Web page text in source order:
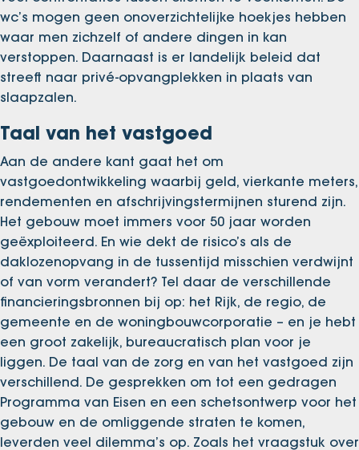
wc’s mogen geen onoverzichtelijke hoekjes hebben
waar men zichzelf of andere dingen in kan
verstoppen. Daarnaast is er landelijk beleid dat
streeft naar privé-opvangplekken in plaats van
slaapzalen.
Taal van het vastgoed
Aan de andere kant gaat het om
vastgoedontwikkeling waarbij geld, vierkante meters,
rendementen en afschrijvingstermijnen sturend zijn.
Het gebouw moet immers voor 50 jaar worden
geëxploiteerd. En wie dekt de risico’s als de
daklozenopvang in de tussentijd misschien verdwijnt
of van vorm verandert? Tel daar de verschillende
financieringsbronnen bij op: het Rijk, de regio, de
gemeente en de woningbouwcorporatie – en je hebt
een groot zakelijk, bureaucratisch plan voor je
liggen. De taal van de zorg en van het vastgoed zijn
verschillend. De gesprekken om tot een gedragen
Programma van Eisen en een schetsontwerp voor het
gebouw en de omliggende straten te komen,
leverden veel dilemma’s op. Zoals het vraagstuk over